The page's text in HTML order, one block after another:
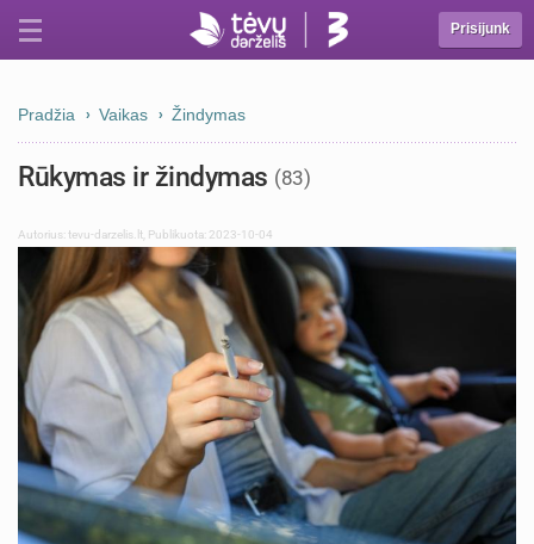
Prisijunk
Pradžia Vaikas Žindymas
Rūkymas ir žindymas (83)
Autorius:tevu-darzelis.lt Publikuota: 2023-10-04